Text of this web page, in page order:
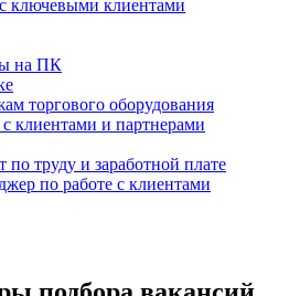
ключевыми клиентами
на ПК
торгового оборудования
клиентами и партнерами
труду и заработной плате
по работе с клиентами